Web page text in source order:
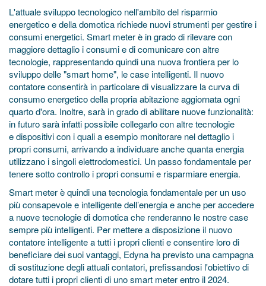
L'attuale sviluppo tecnologico nell'ambito del risparmio
energetico e della domotica richiede nuovi strumenti per gestire i
consumi energetici. Smart meter è in grado di rilevare con
maggiore dettaglio i consumi e di comunicare con altre
tecnologie, rappresentando quindi una nuova frontiera per lo
sviluppo delle "smart home", le case intelligenti. Il nuovo
contatore consentirà in particolare di visualizzare la curva di
consumo energetico della propria abitazione aggiornata ogni
quarto d'ora. Inoltre, sarà in grado di abilitare nuove funzionalità:
in futuro sarà infatti possibile collegarlo con altre tecnologie
e dispositivi con i quali a esempio monitorare nel dettaglio i
propri consumi, arrivando a individuare anche quanta energia
utilizzano i singoli elettrodomestici. Un passo fondamentale per
tenere sotto controllo i propri consumi e risparmiare energia.
Smart meter è quindi una tecnologia fondamentale per un uso
più consapevole e intelligente dell’energia e anche per accedere
a nuove tecnologie di domotica che renderanno le nostre case
sempre più intelligenti. Per mettere a disposizione il nuovo
contatore intelligente a tutti i propri clienti e consentire loro di
beneficiare dei suoi vantaggi, Edyna ha previsto una campagna
di sostituzione degli attuali contatori, prefissandosi l'obiettivo di
dotare tutti i propri clienti di uno smart meter entro il 2024.